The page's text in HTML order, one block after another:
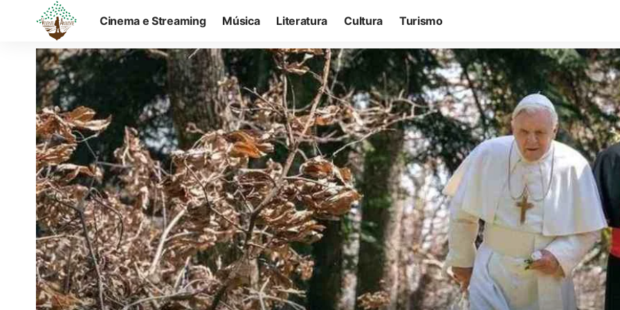
Cinema e Streaming Música Literatura Cultura Turismo